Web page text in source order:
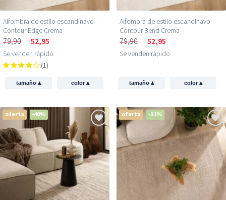
Alfombra de estilo escandinavo –
Contour Edge Crema
79,90 52,95
Se venden rápido
(1)
tamaño ▴ color▴
Alfombra de estilo escandinavo –
Contour Bend Crema
79,90 52,95
Se venden rápido
tamaño ▴ color▴
oferta -40% oferta -51%